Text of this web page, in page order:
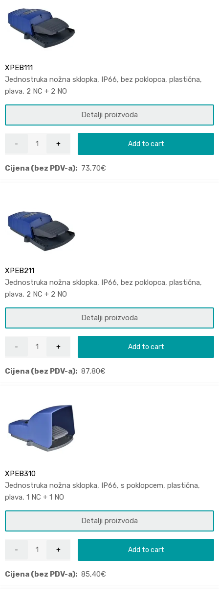
XPEB111
Jednostruka nožna sklopka, IP66, bez poklopca, plastična,
plava, 2 NC + 2 NO
Detalji proizvoda
Add to cart
Cijena (bez PDV-a): 73,70€
XPEB211
Jednostruka nožna sklopka, IP66, bez poklopca, plastična,
plava, 2 NC + 2 NO
Detalji proizvoda
Add to cart
Cijena (bez PDV-a): 87,80€
XPEB310
Jednostruka nožna sklopka, IP66, s poklopcem, plastična,
plava, 1 NC + 1 NO
Detalji proizvoda
Add to cart
Cijena (bez PDV-a): 85,40€